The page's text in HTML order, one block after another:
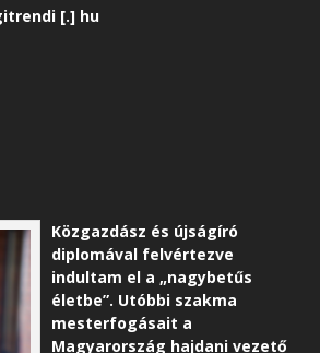
[.] hu
Közgazdász és újságíró
diplomával felvértezve
indultam el a „nagybetűs
életbe”. Utóbbi szakma
mesterfogásait a
Magyarország hajdani vezető